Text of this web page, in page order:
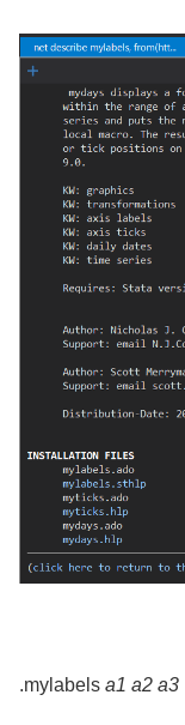
.mylabels a1 a2 a3